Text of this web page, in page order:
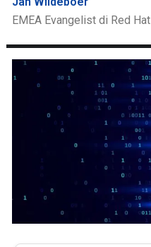
EMEA Evangelist di Red Hat